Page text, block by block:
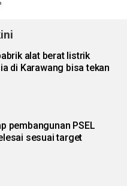
alat berat listrik
di Karawang bisa tekan
pembangunan PSEL
sesuai target